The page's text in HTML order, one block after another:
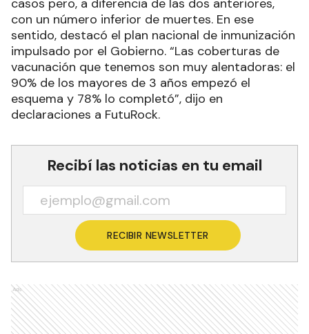
casos pero, a diferencia de las dos anteriores,
con un número inferior de muertes. En ese
sentido, destacó el plan nacional de inmunización
impulsado por el Gobierno. “Las coberturas de
vacunación que tenemos son muy alentadoras: el
90% de los mayores de 3 años empezó el
esquema y 78% lo completó”, dijo en
declaraciones a FutuRock.
Recibí las noticias en tu email
RECIBIR NEWSLETTER
Ads